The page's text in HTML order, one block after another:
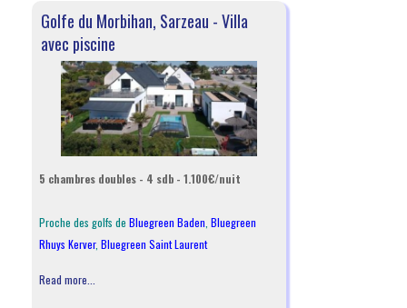
Golfe du Morbihan, Sarzeau - Villa
avec piscine
5 chambres doubles - 4 sdb - 1.100€/nuit
Proche des golfs de Bluegreen Baden Bluegreen
Rhuys Kerver, Bluegreen Saint Laurent
Read more...